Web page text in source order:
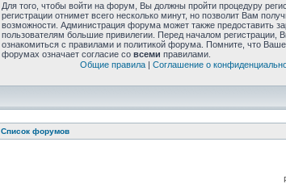
Для того, чтобы войти на форум, Вы должны пройти процедуру
регистрации отнимет всего несколько минут, но позволит Вам
возможности. Администрация форума может также предоставить
пользователям большие привилегии. Перед началом регистрации,
ознакомиться с правилами и политикой форума. Помните, что Ваше
форумах означает согласие со всеми правилами.
Общие правила | Соглашение о
Список форумов